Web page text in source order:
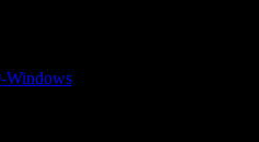
להורדה ל-Windows